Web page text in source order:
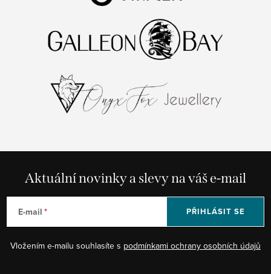
Aktuální novinky a slevy na váš e-mail
E-mail
Vložením e-mailu souhlasíte s podmínkami ochrany osobních údajů
PŘIHLÁSIT SE